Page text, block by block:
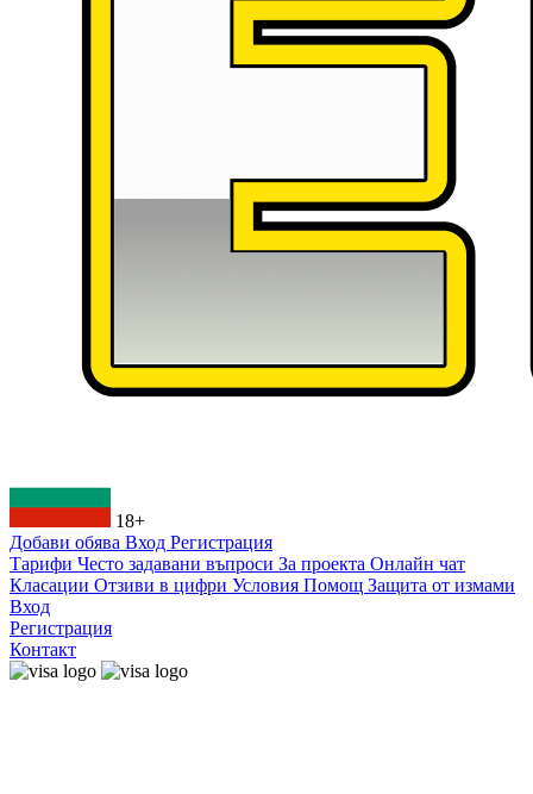
18+
Добави обява Вход Регистрация
Тарифи Често задавани въпроси За проекта Онлайн чат
Класации Отзиви в цифри Условия Помощ Защита от измами
Вход
Регистрация
Контакт